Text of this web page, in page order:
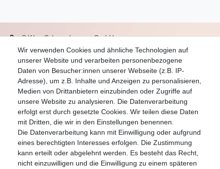
Wir verwenden Cookies und ähnliche Technologien auf
unserer Website und verarbeiten personenbezogene
Daten von Besucher:innen unserer Webseite (z.B. IP-
Adresse), um z.B. Inhalte und Anzeigen zu personalisieren,
Medien von Drittanbietern einzubinden oder Zugriffe auf
unsere Website zu analysieren. Die Datenverarbeitung
erfolgt erst durch gesetzte Cookies. Wir teilen diese Daten
mit Dritten, die wir in den Einstellungen benennen.
Die Datenverarbeitung kann mit Einwilligung oder aufgrund
eines berechtigten Interesses erfolgen. Die Zustimmung
kann erteilt oder abgelehnt werden. Es besteht das Recht,
nicht einzuwilligen und die Einwilligung zu einem späteren
S.W.w. Schmuckwaren GmbH
07051-9608828
info@schmuckador.de
Montag bis Freitag 8.30 – 12.00 Uhr und 13.30 bis 17.30 Uhr
Widerrufs­recht Widerrufs­formular Impressum
Daten­schutz­erklärung AGB